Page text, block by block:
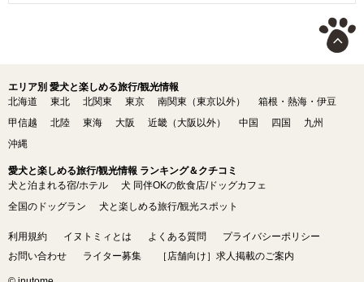
エリア別 愛犬と楽しめる旅行/観光情報
北海道
東北 北関東 東京 南関東（東京以外）
箱根・熱海・伊豆
甲信越
北陸 東海 大阪 近畿（大阪以外） 中国 四国
九州
沖縄
愛犬と楽しめる旅行/観光情報 ランキング＆クチコミ
犬と泊まれる宿/ホテル
犬 同伴OKの飲食店/ドッグカフェ
全国のドッグラン
犬と楽しめる旅行/観光スポット
利用規約 イヌトミィとは よくある質問
プライバシーポリシー
お問い合わせ
ライター募集 ［店舗向け］求人掲載のご案内